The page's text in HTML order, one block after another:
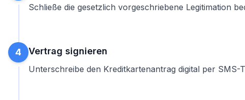
Schließe die gesetzlich vorgeschriebene Legitimation
4 Vertrag signieren
Unterschreibe den Kreditkartenantrag digital per SMS-